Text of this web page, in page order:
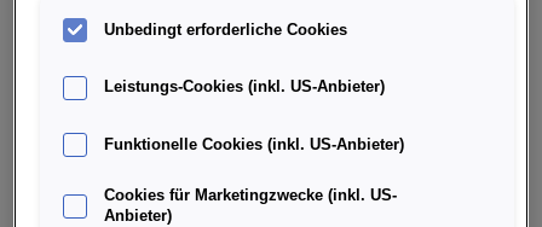
Finanzierung über die Porsche Bank
Händlerinformation
Unbedingt erforderliche Cookies
Leistungs-Cookies (inkl. US-Anbieter)
Funktionelle Cookies (inkl. US-Anbieter)
Cookies für Marketingzwecke (inkl. US-
Anbieter)